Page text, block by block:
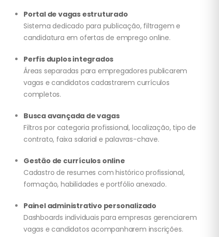
Portal de vagas estruturado
Sistema dedicado para publicação, filtragem e
candidatura em ofertas de emprego online.
Perfis duplos integrados
Áreas separadas para empregadores publicarem
vagas e candidatos cadastrarem currículos
completos.
Busca avançada de vagas
Filtros por categoria profissional, localização, tipo de
contrato, faixa salarial e palavras-chave.
Gestão de currículos online
Cadastro de resumes com histórico profissional,
formação, habilidades e portfólio anexado.
Painel administrativo personalizado
Dashboards individuais para empresas gerenciarem
vagas e candidatos acompanharem inscrições.